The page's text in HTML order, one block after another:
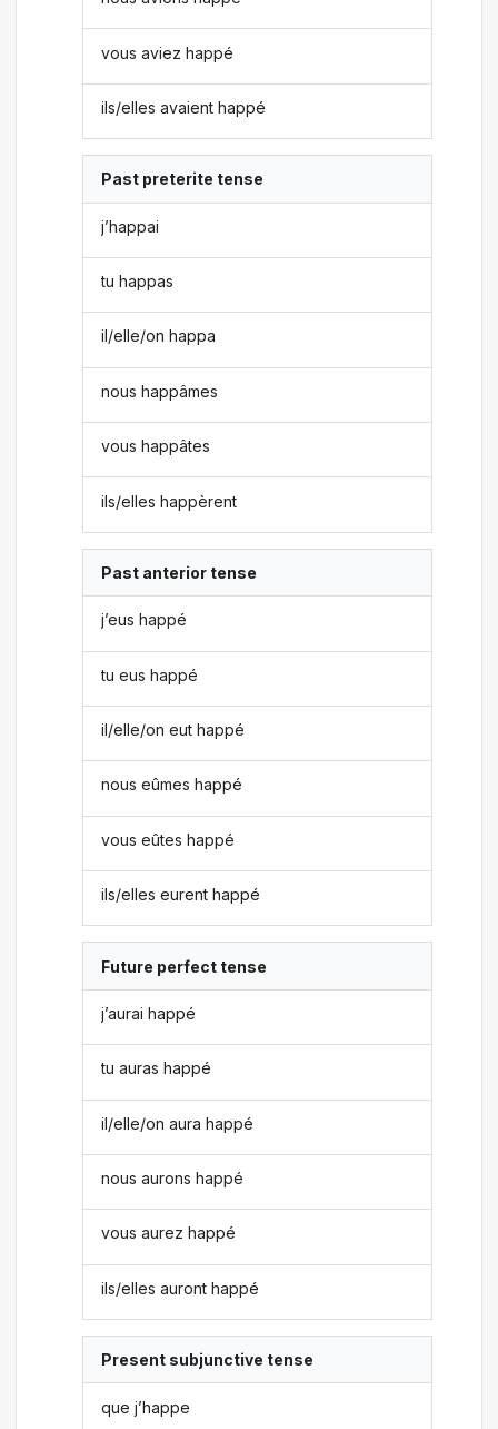
vous aviez happé
ils/elles avaient happé
Past preterite tense
j’happai
tu happas
il/elle/on happa
nous happâmes
vous happâtes
ils/elles happèrent
Past anterior tense
j’eus happé
tu eus happé
il/elle/on eut happé
nous eûmes happé
vous eûtes happé
ils/elles eurent happé
Future perfect tense
j’aurai happé
tu auras happé
il/elle/on aura happé
nous aurons happé
vous aurez happé
ils/elles auront happé
Present subjunctive tense
que j’happe